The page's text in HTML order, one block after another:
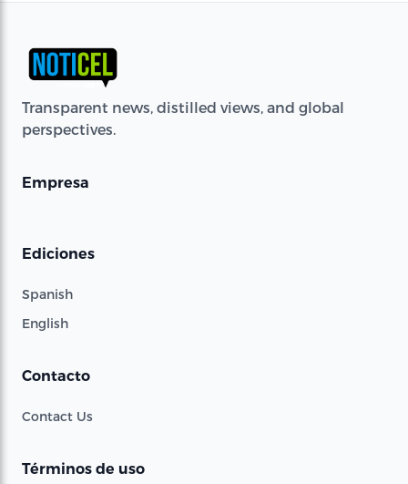
Transparent news, distilled views, and global
perspectives.
Empresa
Ediciones
Spanish
English
Contacto
Contact Us
Términos de uso